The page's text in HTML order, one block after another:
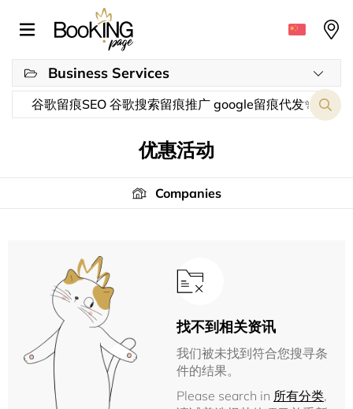
Business Services
优惠活动
Companies
找不到相关资讯
我们被未找到符合您搜寻条
件的结果。
Please search in 所有分类,